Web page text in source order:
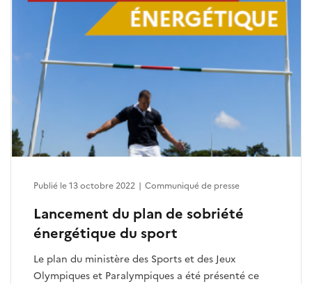
Lancement du plan de sobriété
énergétique du sport
Le plan du ministère des Sports et des Jeux
Olympiques et Paralympiques a été présenté ce
Publié le 13 octobre 2022 | Communiqué de presse